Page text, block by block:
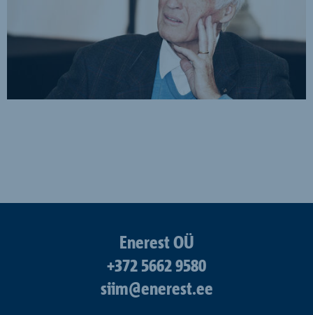
Enerest OÜ
+372 5662 9580
siim@enerest.ee